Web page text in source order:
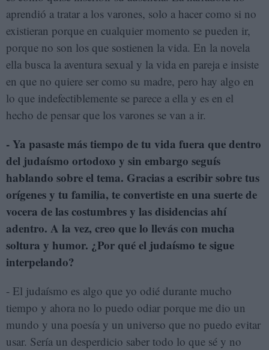
aprendió a tratar a los varones, solo a hacer como si no
existieran porque en cualquier momento se pueden ir,
porque no son los que sostienen la vida. En la novela
ella busca la aventura sexual y la vida en pareja e insiste
en que no quiere ser como su madre, pero hay algo en
lo que indefectiblemente se parece a ella y es en el
hecho de pensar que los varones se van a ir.
- Ya pasaste más tiempo de tu vida fuera que dentro
del judaísmo ortodoxo y sin embargo seguís
hablando sobre el tema. Gracias a escribir sobre tus
orígenes y tu familia, te convertiste en una suerte de
vocera de las costumbres y las disidencias ahí
adentro. A la vez, creo que lo llevás con mucha
soltura y humor. ¿Por qué el judaísmo te sigue
interpelando?
- El judaísmo es algo que yo odié durante mucho
tiempo y ahora no lo puedo odiar porque me dio un
mundo y una poesía y un universo que no puedo evitar
usar. Sería un desperdicio saber todo lo que sé y no